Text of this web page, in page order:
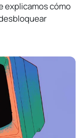
explicamos cómo